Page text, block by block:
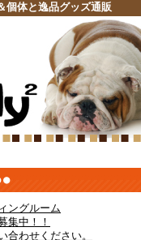
個体と逸品グッズ通販
ングルーム
集中！！
わせください。